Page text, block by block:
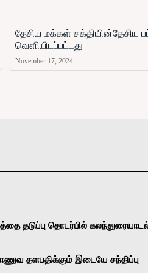
தேசிய மக்கள் சக்தியின்தேசிய
வௌியிடப்பட்டது
November 17, 2024
தடுப்பு தொடர்பில்
தளபதிக்கும் இடையே சந்திப்பு